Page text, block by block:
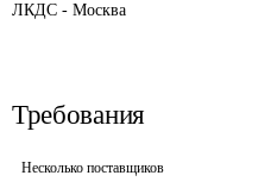
ЛКДС - Москва
Требования
Несколько поставщиков